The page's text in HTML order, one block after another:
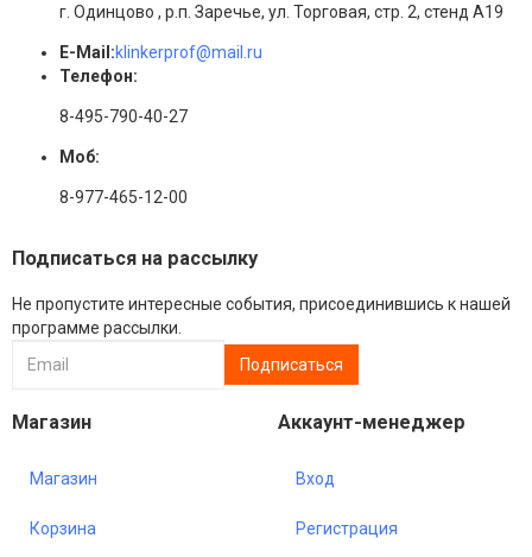
г. Одинцово , р.п. Заречье, ул. Торговая, стр. 2, стенд А19
E-Mail:klinkerprof@mail.ru
Телефон:
8-495-790-40-27
Моб:
8-977-465-12-00
Подписаться на рассылку
Не пропустите интересные события, присоединившись к нашей
программе рассылки.
Магазин
Магазин
Корзина
Аккаунт-менеджер
Вход
Регистрация